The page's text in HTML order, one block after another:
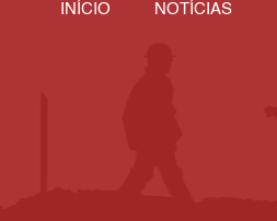
INÍCIO NOTÍCIAS